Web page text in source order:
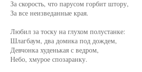
     За скорость, что парусом горбит штору,
     За все неизведанные края.
     Любил за тоску на глухом полустанке:
     Шлагбаум, два домика под дождем,
     Девчонка худенькая с ведром,
     Небо, хмурое спозаранку.